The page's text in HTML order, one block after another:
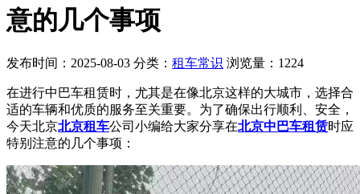
意的几个事项
发布时间：2025-08-03 分类： 租车常识 浏览量：1224
在进行中巴车租赁时，尤其是在像北京这样的大城市，选择合
适的车辆和优质的服务至关重要。为了确保出行顺利、安全，
今天北京北京租车公司小编给大家分享在北京中巴车租赁时应
特别注意的几个事项：